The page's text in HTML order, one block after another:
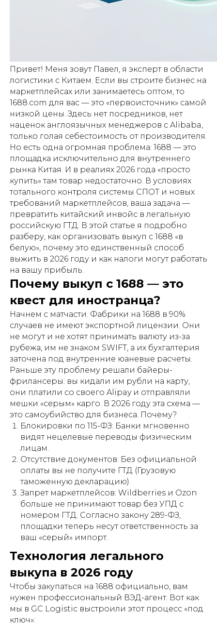
Привет! Меня зовут Павел, я эксперт в области
логистики с Китаем. Если вы строите бизнес на
маркетплейсах или занимаетесь оптом, то
1688.com для вас — это «первоисточник» самой
низкой цены. Здесь нет посредников, нет
наценок англоязычных менеджеров с Alibaba,
только голая себестоимость от производителя.
Но есть одна огромная проблема: 1688 — это
площадка исключительно для внутреннего
рынка Китая. И в реалиях 2026 года «просто
купить» там товар недостаточно. В условиях
тотального контроля системы СПОТ и новых
требований маркетплейсов, ваша задача —
превратить китайский инвойс в легальную
российскую ГТД. В этой статье я подробно
разберу, как организовать выкуп с 1688 «в
белую», почему это единственный способ
выжить в 2026 году и как налоги могут работать
на вашу прибыль.
Почему выкуп с 1688 — это
квест для иностранца?
Начнем с матчасти. Фабрики на 1688 в 90%
случаев не имеют экспортной лицензии. Они
не могут и не хотят принимать валюту из-за
рубежа, им не знаком SWIFT, а их бухгалтерия
заточена под внутренние юаневые расчеты.
Раньше эту проблему решали байеры-
фрилансеры: вы кидали им рубли на карту,
они платили со своего Alipay и отправляли
мешки «серым» карго. В 2026 году эта схема —
это самоубийство для бизнеса. Почему?
Блокировки по 115-ФЗ: Банки мгновенно
видят нецелевые переводы физическим
лицам.
Отсутствие документов: Без официальной
оплаты вы не получите ГТД (Грузовую
таможенную декларацию).
Запрет маркетплейсов: Wildberries и Ozon
больше не принимают товар без УПД с
номером ГТД. Согласно закону 289-ФЗ,
площадки теперь несут ответственность за
ваш «серый» импорт.
Технология легального
выкупа в 2026 году
Чтобы закупаться на 1688 официально, вам
нужен профессиональный ВЭД-агент. Вот как
мы в GC Logistic выстроили этот процесс «под
ключ»: